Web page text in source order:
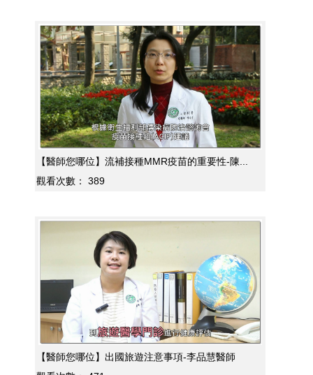
【醫師您哪位】流補接種MMR疫苗的重要性-陳...
觀看次數：
389
【醫師您哪位】出國旅遊注意事項-李品慧醫師